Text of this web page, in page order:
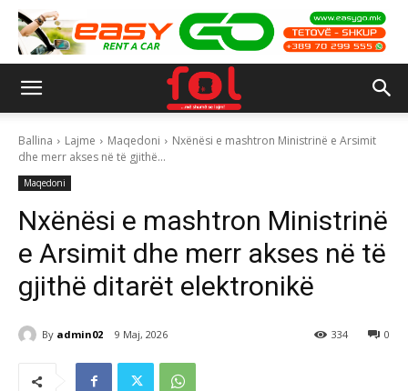
Ballina Lajme Maqedoni
Nxënësi e mashtron Ministrinë e Arsimit
dhe merr akses në të gjithë...
Maqedoni
Nxënësi e mashtron Ministrinë
e Arsimit dhe merr akses në të
gjithë ditarët elektronikë
By admin02 9 Maj, 2026 0
334